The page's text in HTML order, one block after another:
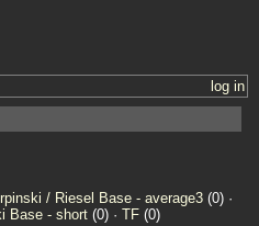
log in
/ Riesel Base - average3(0) ·
Base - short(0) · TF(0)